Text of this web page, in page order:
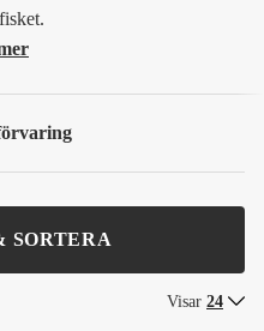
SORTERA
Visar 24